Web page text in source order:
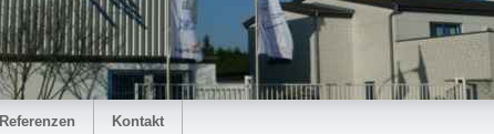
Referenzen Kontakt